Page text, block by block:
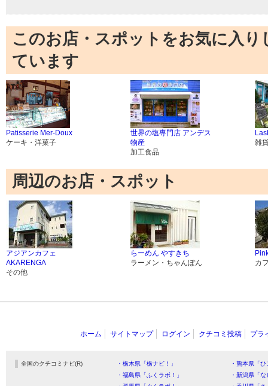
このお店・スポットをお気に入
ています
Patisserie Mer-Doux
ケーキ・洋菓子
世界の塩専門店 アンデス
物産
加工食品
雑
周辺のお店・スポット
アジアンカフェ
AKARENGA
その他
らーめん やすきち
ラーメン・ちゃんぽん
カ
ホーム サイトマップ ログイン クチコミ投稿 プラ
全国のクチコミナビ(R) ・栃木県「栃ナビ！」
・熊本県「
・福島県「ふくラボ！」
・新潟県「